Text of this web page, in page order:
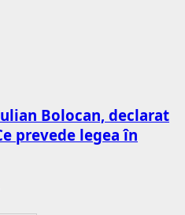
Bolocan, declarat
prevede legea în